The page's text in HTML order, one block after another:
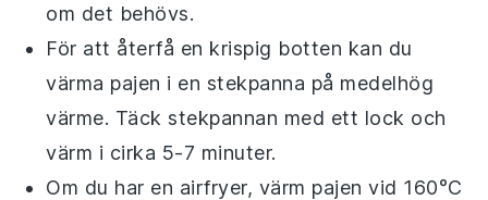
om det behövs.
För att återfå en krispig botten kan du
värma pajen i en stekpanna på medelhög
värme. Täck stekpannan med ett lock och
värm i cirka 5-7 minuter.
Om du har en airfryer, värm pajen vid 160°C